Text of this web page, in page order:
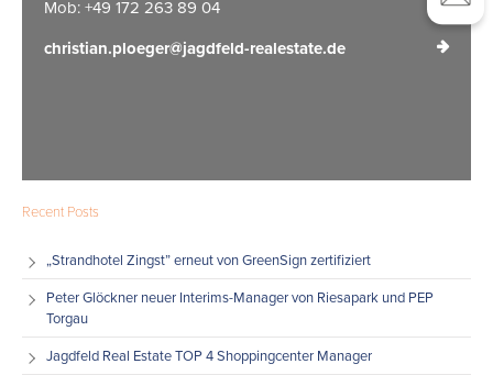
Mob: +49 172 263 89 04
christian.ploeger@jagdfeld-realestate.de
Recent Posts
„Strandhotel Zingst” erneut von GreenSign zertifiziert
Peter Glöckner neuer Interims-Manager von Riesapark und PEP
Torgau
Jagdfeld Real Estate TOP 4 Shoppingcenter Manager